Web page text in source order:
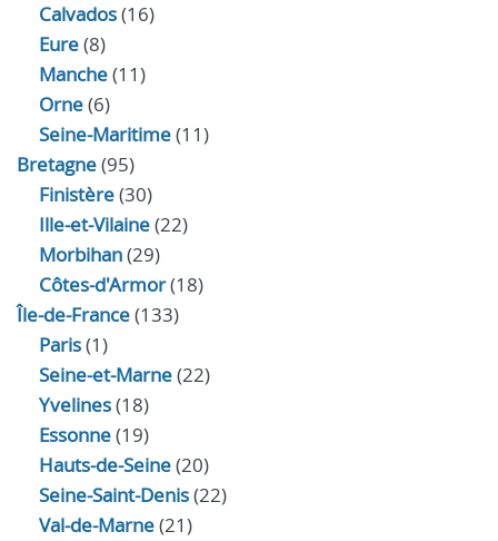
Calvados(16)
Eure(8)
Manche(11)
Orne(6)
Seine-Maritime(11)
Bretagne(95)
Finistère(30)
Ille-et-Vilaine(22)
Morbihan(29)
Côtes-d'Armor(18)
Île-de-France(133)
Paris(1)
Seine-et-Marne(22)
Yvelines(18)
Essonne(19)
Hauts-de-Seine(20)
Seine-Saint-Denis(22)
Val-de-Marne(21)